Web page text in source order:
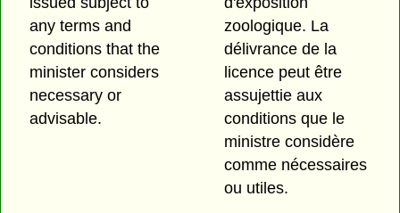
any terms and
conditions that the
minister considers
necessary or
advisable.
zoologique. La
délivrance de la
licence peut être
assujettie aux
conditions que le
ministre considère
comme nécessaires
ou utiles.